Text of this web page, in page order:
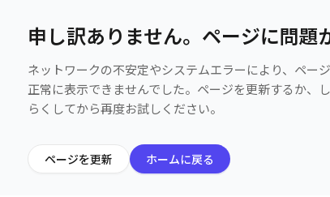
申し訳ありません。ページに問題
ネットワークの不安定やシステムエラーにより、ペー
正常に表示できませんでした。ページを更新するか、
らくしてから再度お試しください。
ページを更新 ホームに戻る